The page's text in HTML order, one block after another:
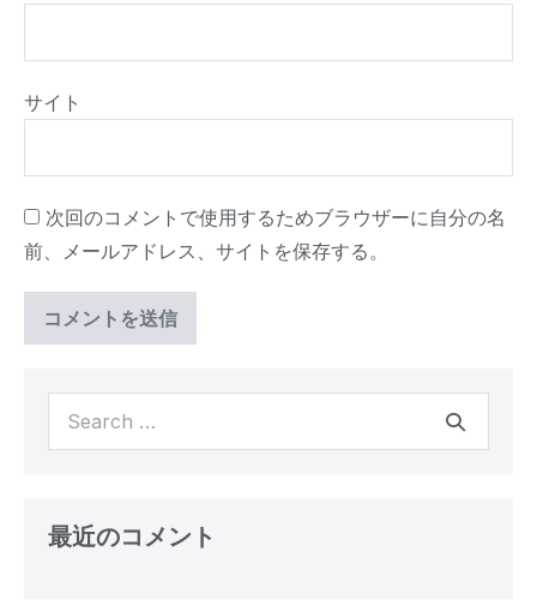
サイト
次回のコメントで使用するためブラウザーに自分の名
前、メールアドレス、サイトを保存する。
最近のコメント